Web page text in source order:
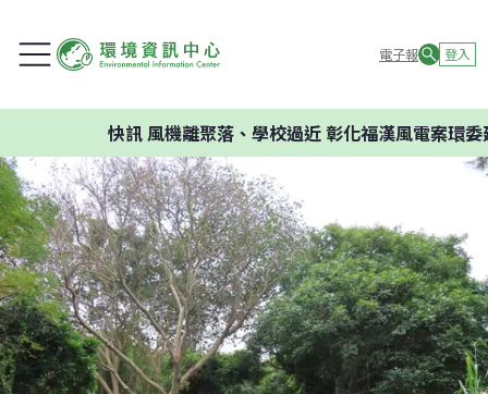
電子報 登入
風機離聚落、學校過近 彰化福漢風電案環委建議不應